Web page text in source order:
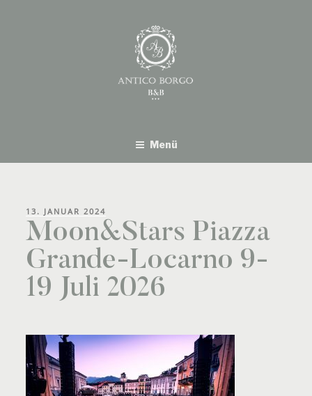
Menü
VERÖFFENTLICHT
AM
13. JANUAR 2024
Moon&Stars Piazza
Grande-Locarno 9-
19 Juli 2026